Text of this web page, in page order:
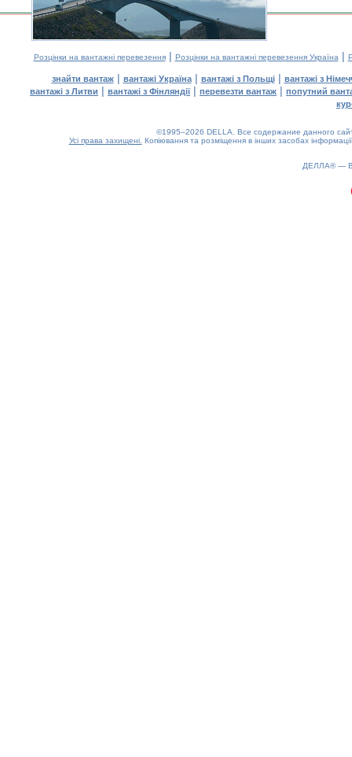
Розцінки на вантажні перевезення| Розцінки на вантажні перевезення Україна |
знайти вантаж| вантажі Україна| вантажі з Польщі| вантажі з
вантажі з Литви | вантажі з Фінляндії| перевезти вантаж | попутний
©1995–2026 DELLA. Все содержание данного
Усі права захищені. Копіювання та розміщення в інших засобах
ДЕЛЛА® —